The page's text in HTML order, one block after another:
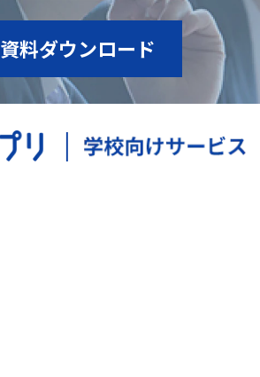
資料ダウンロード